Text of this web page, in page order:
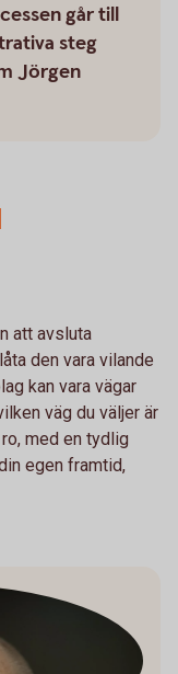
går till
steg
Jörgen
att avsluta
den vara vilande
kan vara vägar
väg du väljer är
med en tydlig
egen framtid,